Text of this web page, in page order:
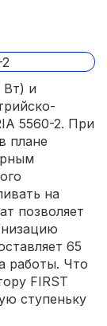
Вт) и
5560-2. При
плане
на
позволяет
65
работы. Что
FIRST
ступеньку